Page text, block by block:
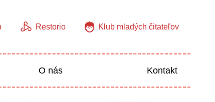
Restorio Klub mladých čitateľov
O nás Kontakt